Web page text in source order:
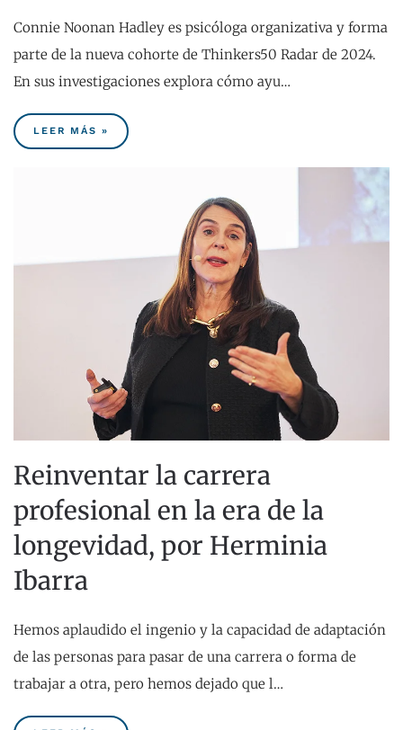
Connie Noonan Hadley es psicóloga organizativa y forma
parte de la nueva cohorte de Thinkers50 Radar de 2024.
En sus investigaciones explora cómo ayu…
LEER MÁS »
Reinventar la carrera
profesional en la era de la
longevidad, por Herminia
Ibarra
Hemos aplaudido el ingenio y la capacidad de adaptación
de las personas para pasar de una carrera o forma de
trabajar a otra, pero hemos dejado que l…